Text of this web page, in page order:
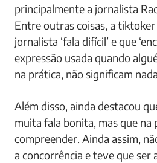
principalmente a jornalista
Entre outras coisas, a
jornalista ‘fala difícil’ e que
expressão usada quando
na prática, não significam nada.
Além disso, ainda destacou
muita fala bonita, mas que na
compreender. Ainda assim,
a concorrência e teve que ser